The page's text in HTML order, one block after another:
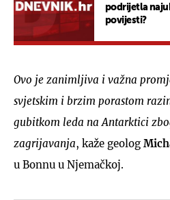
podrijetla
povijesti?
Ovo je zanimljiva i važna
svjetskim i brzim porastom
gubitkom leda na Antarktici
zagrijavanja, kaže geolog
u Bonnu u Njemačkoj.